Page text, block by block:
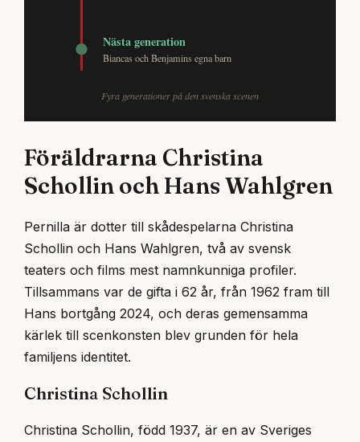
Nästa generation
Biancas och Benjamins egna barn
Fyra generationer på den svenska scenen
Föräldrarna Christina
Schollin och Hans Wahlgren
Pernilla är dotter till skådespelarna Christina
Schollin och Hans Wahlgren, två av svensk
teaters och films mest namnkunniga profiler.
Tillsammans var de gifta i 62 år, från 1962 fram till
Hans bortgång 2024, och deras gemensamma
kärlek till scenkonsten blev grunden för hela
familjens identitet.
Christina Schollin
Christina Schollin, född 1937, är en av Sveriges